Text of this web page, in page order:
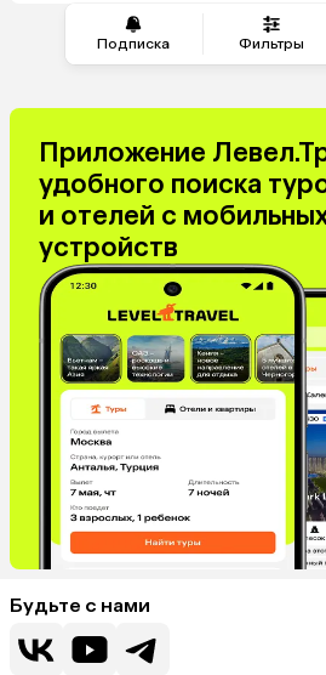
Подписка Фильтры
Приложение
удобного поиска
и отелей с
устройств
Будьте с нами